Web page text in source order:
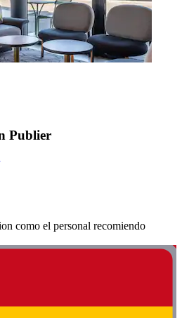
Publier
como el personal recomiendo